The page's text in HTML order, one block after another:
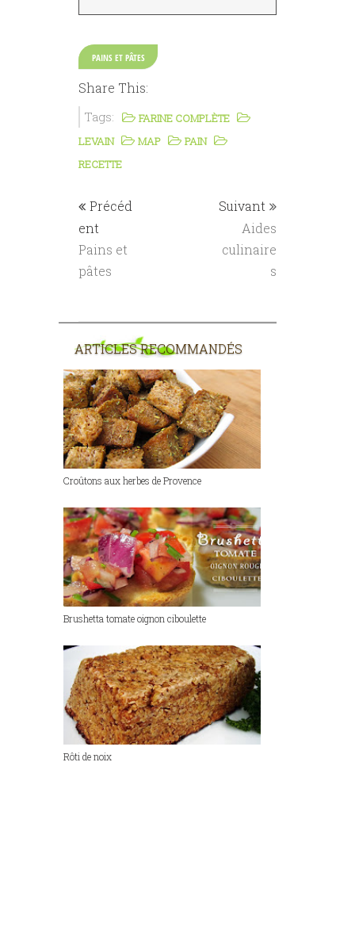
PAINS ET PÂTES
Share This:
Tags:
FARINE COMPLÈTE
LEVAIN
MAP
PAIN
RECETTE
Précéd
ent
Pains et
pâtes
Suivant
Aides
culinaire
s
ARTICLES RECOMMANDÉS
Croûtons aux herbes de Provence
Brushetta tomate oignon ciboulette
Rôti de noix